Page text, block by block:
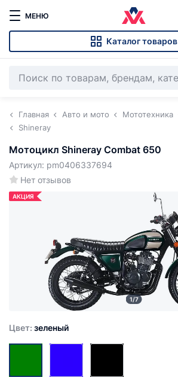
МЕНЮ
Каталог товаров
Главная Авто и мото Мототехника
Shineray
Мотоцикл Shineray Combat 650
Нет отзывов
Артикул: pm0406337694
АКЦИЯ
1/7
Цвет: зеленый